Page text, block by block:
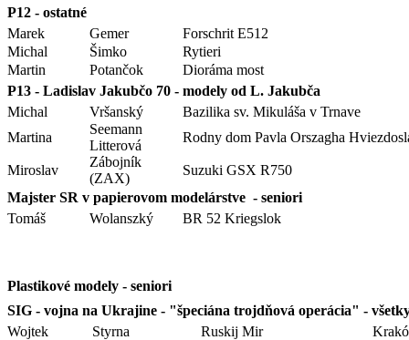
P12 - ostatné
Marek
Gemer
Forschrit E512
Michal
Šimko
Rytieri
Martin
Potančok
Dioráma most
P13 - Ladislav Jakubčo 70 - modely od L. Jakubča
Michal
Vršanský
Bazilika sv. Mikuláša v Trnave
Martina
Seemann
Litterová
Rodny dom Pavla Orszagha
Miroslav
Zábojník
(ZAX)
Suzuki GSX R750
Majster SR v papierovom modelárstve - seniori
Tomáš
Wolanszký BR 52 Kriegslok
Plastikové modely - seniori
SIG - vojna na Ukrajine - "špeciána trojdňová operácia" -
Wojtek
Styrna Ruskij Mir